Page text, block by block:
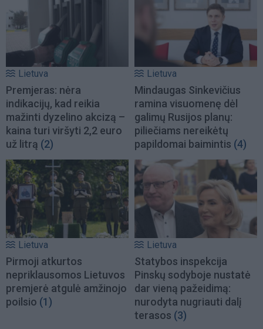
Lietuva
Premjeras: nėra
indikacijų, kad reikia
mažinti dyzelino akcizą –
kaina turi viršyti 2,2 euro
už litrą (2)
Lietuva
Mindaugas Sinkevičius
ramina visuomenę dėl
galimų Rusijos planų:
piliečiams nereikėtų
papildomai baimintis (4)
Lietuva
Pirmoji atkurtos
nepriklausomos Lietuvos
premjerė atgulė amžinojo
poilsio (1)
Lietuva
Statybos inspekcija
Pinskų sodyboje nustatė
dar vieną pažeidimą:
nurodyta nugriauti dalį
terasos (3)